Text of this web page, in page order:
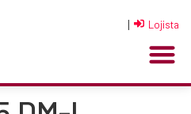
| Lojista